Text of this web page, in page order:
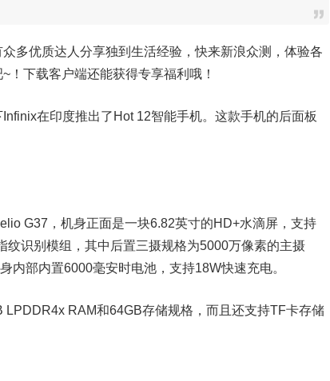
优质达人分享独到生活经验，快来新浪众测，体验各
！下载客户端还能获得专享福利哦！
在印度推出了Hot 12智能手机。这款手机的后面板
G37，机身正面是一块6.82英寸的HD+水滴屏，支持
纹识别模组，其中后置三摄规格为5000万像素的主摄
内部内置6000毫安时电池，支持18W快速充电。
RAM和64GB存储规格，而且还支持TF卡存储